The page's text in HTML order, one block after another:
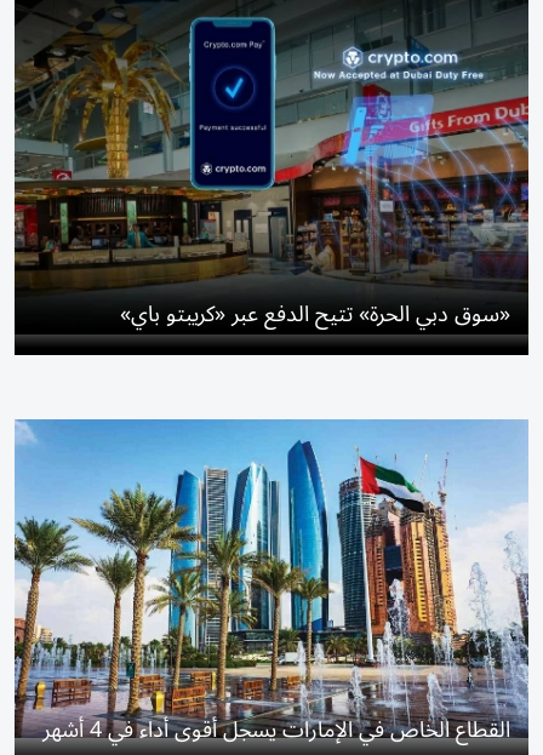
«سوق دبي الحرة» تتيح الدفع عبر «كريبتو باي»
القطاع الخاص في الإمارات يسجل أقوى أداء في 4 أشهر